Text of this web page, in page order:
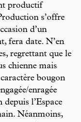
productif
s’offre
d’un
fera date. N’en
regrettant que le
chienne mais
bougon
enragée
l’Espace
Néanmoins,